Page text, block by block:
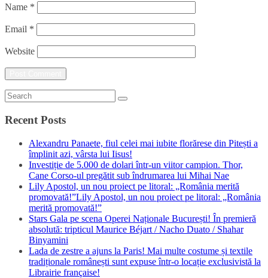
Name *
Email *
Website
Recent Posts
Alexandru Panaete, fiul celei mai iubite florărese din Pitești a
împlinit azi, vârsta lui Iisus!
Investiție de 5.000 de dolari într-un viitor campion. Thor,
Cane Corso-ul pregătit sub îndrumarea lui Mihai Nae
Lily Apostol, un nou proiect pe litoral: „România merită
promovată!”Lily Apostol, un nou proiect pe litoral: „România
merită promovată!”
Stars Gala pe scena Operei Naționale București! În premieră
absolută: tripticul Maurice Béjart / Nacho Duato / Shahar
Binyamini
Lada de zestre a ajuns la Paris! Mai multe costume și textile
tradiționale românești sunt expuse într-o locație exclusivistă la
Librairie française!